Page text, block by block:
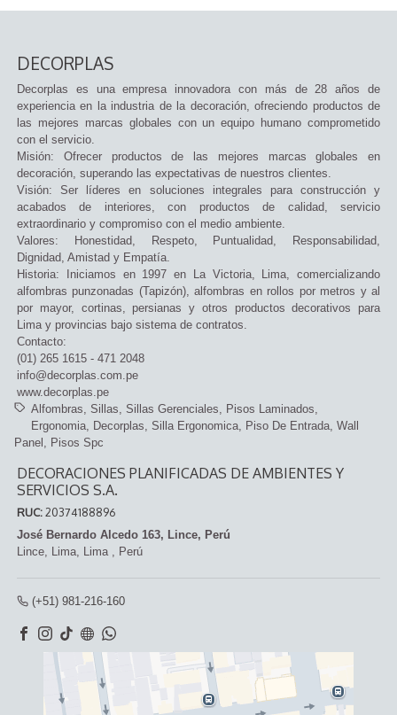
DECORPLAS
Decorplas es una empresa innovadora con más de 28 años de
experiencia en la industria de la decoración, ofreciendo productos de
las mejores marcas globales con un equipo humano comprometido
con el servicio.
Misión: Ofrecer productos de las mejores marcas globales en
decoración, superando las expectativas de nuestros clientes.
Visión: Ser líderes en soluciones integrales para construcción y
acabados de interiores, con productos de calidad, servicio
extraordinario y compromiso con el medio ambiente.
Valores: Honestidad, Respeto, Puntualidad, Responsabilidad,
Dignidad, Amistad y Empatía.
Historia: Iniciamos en 1997 en La Victoria, Lima, comercializando
alfombras punzonadas (Tapizón), alfombras en rollos por metros y al
por mayor, cortinas, persianas y otros productos decorativos para
Lima y provincias bajo sistema de contratos.
Contacto:
(01) 265 1615 - 471 2048
info@decorplas.com.pe
www.decorplas.pe
Alfombras
Sillas Sillas Gerenciales
Pisos Laminados
Ergonomia
Decorplas Silla Ergonomica Piso De Entrada Wall
Panel
Pisos Spc
DECORACIONES PLANIFICADAS DE AMBIENTES Y
SERVICIOS S.A.
RUC:20374188896
José Bernardo Alcedo 163, Lince, Perú
Lince, Lima, Lima , Perú
(+51) 981-216-160